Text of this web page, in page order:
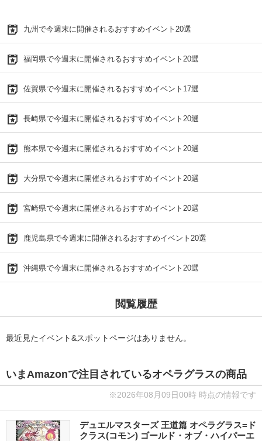
九州で今週末に開催されるおすすめイベント20選
福岡県で今週末に開催されるおすすめイベント20選
佐賀県で今週末に開催されるおすすめイベント17選
長崎県で今週末に開催されるおすすめイベント20選
熊本県で今週末に開催されるおすすめイベント20選
大分県で今週末に開催されるおすすめイベント20選
宮崎県で今週末に開催されるおすすめイベント20選
鹿児島県で今週末に開催されるおすすめイベント20選
沖縄県で今週末に開催されるおすすめイベント20選
閲覧履歴
最近見たイベント&スポットページはありません。
いまAmazonで注目されているオペラグラスの商品
※2026年08月09日00時 時点の情報です
デュエルマスターズ 王道篇 オペラグラス=ド
クラス(コモン) ゴールド・オブ・ハイパーエ